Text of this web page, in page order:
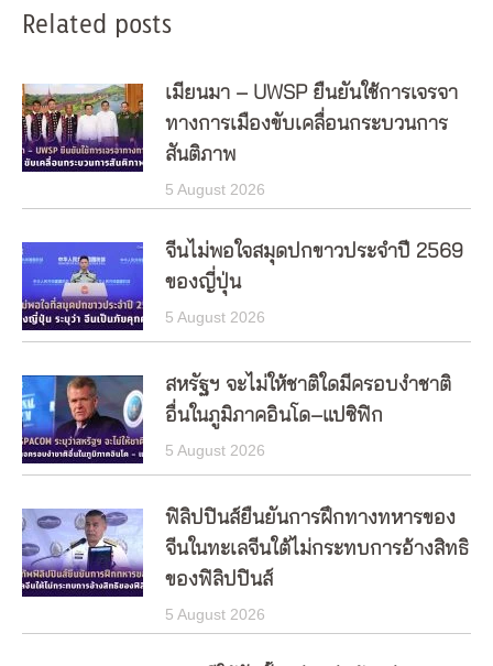
Related posts
เมียนมา – UWSP ยืนยันใช้การเจรจา
ทางการเมืองขับเคลื่อนกระบวนการ
สันติภาพ
5 August 2026
จีนไม่พอใจสมุดปกขาวประจำปี 2569
ของญี่ปุ่น
5 August 2026
สหรัฐฯ จะไม่ให้ชาติใดมีครอบงำชาติ
อื่นในภูมิภาคอินโด–แปซิฟิก
5 August 2026
ฟิลิปปินส์ยืนยันการฝึกทางทหารของ
จีนในทะเลจีนใต้ไม่กระทบการอ้างสิทธิ
ของฟิลิปปินส์
5 August 2026